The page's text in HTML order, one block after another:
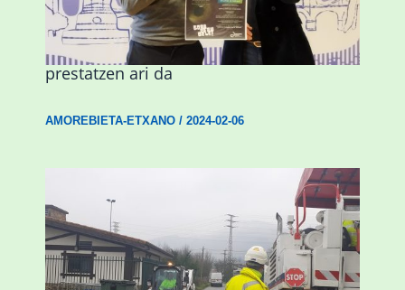
Amorebieta musikaz, kolorez eta
alaitasunez beteriko inauterietarako
prestatzen ari da
AMOREBIETA-ETXANO/ 2024-02-06